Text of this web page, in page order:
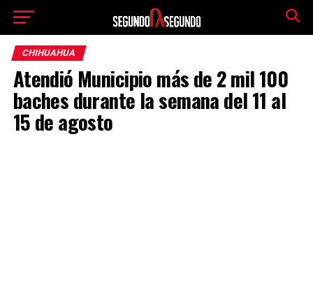
CHIHUAHUA
Atendió Municipio más de 2 mil 100
baches durante la semana del 11 al
15 de agosto